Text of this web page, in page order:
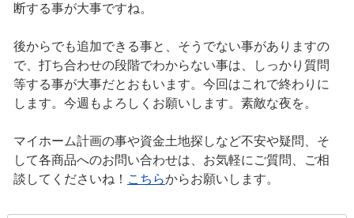
断する事が大事ですね。
後からでも追加できる事と、そうでない事がありますの
で、打ち合わせの段階でわからない事は、しっかり質問
等する事が大事だとおもいます。今回はこれで終わりに
します。今週もよろしくお願いします。素敵な夜を。
マイホーム計画の事や資金土地探しなど不安や疑問、そ
して各商品へのお問い合わせは、お気軽にご質問、ご相
談してくださいね！ こちらからお願いします。